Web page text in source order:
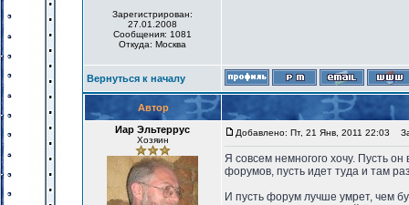
Зарегистрирован:
27.01.2008
Сообщения: 1081
Откуда: Москва
Вернуться к началу
Автор
Иар Эльтеррус
Хозяин
Добавлено: Пт, 21 Янв, 2011 22:03
Я совсем немногого хочу. Пусть
форумов, пусть идет туда и там
И пусть форум лучше умрет, чем